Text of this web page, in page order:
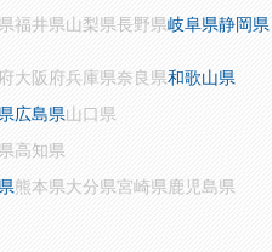
福井県山梨県長野県岐阜県静岡県
大阪府兵庫県奈良県和歌山県
広島県山口県
高知県
熊本県大分県宮崎県鹿児島県